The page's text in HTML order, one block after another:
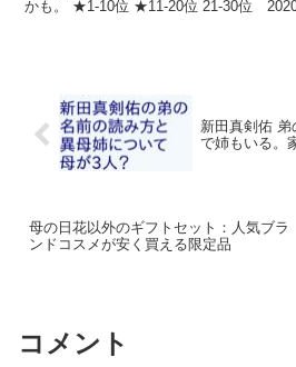
かも。 ★1-10位 ★11-20位 21-30位 2020年イケメンランキング
新田真剣佑 弟
で姉もいる。
母の日花以外のギフトセット：人気ブラ
ンドコスメが安く買える限定品
コメント